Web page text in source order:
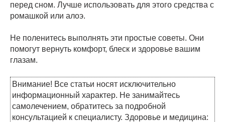
перед сном. Лучше использовать для этого средства с
ромашкой или алоэ.
Не поленитесь выполнять эти простые советы. Они
помогут вернуть комфорт, блеск и здоровье вашим
глазам.
Внимание! Все статьи носят исключительно
информационный характер. Не занимайтесь
самолечением, обратитесь за подробной
консультацией к специалисту. Здоровье и медицина: